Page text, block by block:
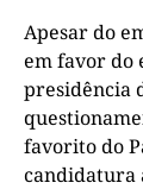
Apesar do
em favor do
presidência
favorito do
candidatura